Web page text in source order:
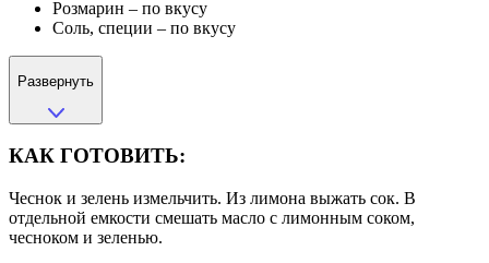
Розмарин – по вкусу
Соль, специи – по вкусу
Развернуть
КАК ГОТОВИТЬ:
Чеснок и зелень измельчить. Из лимона выжать сок. В
отдельной емкости смешать масло с лимонным соком,
чесноком и зеленью.